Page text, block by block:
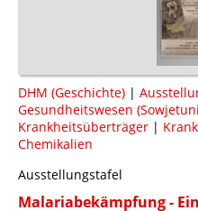
DHM (Geschichte) |
Gesundheitswesen
Krankheitsüberträger |
Chemikalien
Ausstellungstafel
Malariabekämpfung -